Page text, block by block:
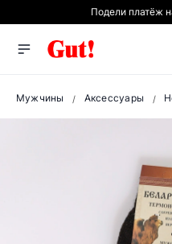
Подели платёж
Мужчины Аксессуары